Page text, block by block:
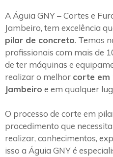
A Águia GNY – Cortes e
Jambeiro, tem excelência
pilar de concreto. Temos
profissionais com mais de
de ter máquinas e
realizar o melhor corte em
Jambeiro e em qualquer
O processo de corte em
procedimento que
realizar, conhecimentos,
isso a Águia GNY é